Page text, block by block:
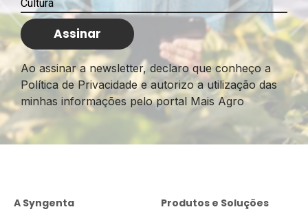
Ao assinar a newsletter, declaro que conheço a
Política de Privacidade e autorizo a utilização das
minhas informações pelo portal Mais Agro
A Syngenta Produtos e Soluções